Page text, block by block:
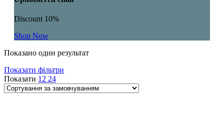
Discount 10%
Shop Now
Показано один результат
Показати фільтри
Показати 12 24